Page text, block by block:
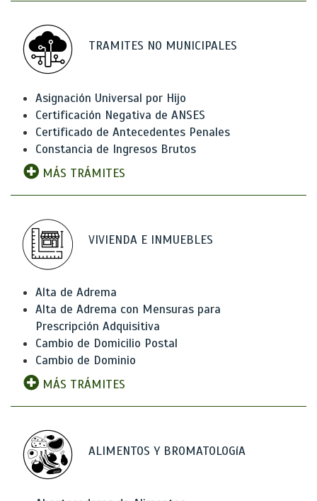
TRAMITES NO MUNICIPALES
Asignación Universal por Hijo
Certificación Negativa de ANSES
Certificado de Antecedentes Penales
Constancia de Ingresos Brutos
MÁS TRÁMITES
VIVIENDA E INMUEBLES
Alta de Adrema
Alta de Adrema con Mensuras para
Prescripción Adquisitiva
Cambio de Domicilio Postal
Cambio de Dominio
MÁS TRÁMITES
ALIMENTOS Y BROMATOLOGíA